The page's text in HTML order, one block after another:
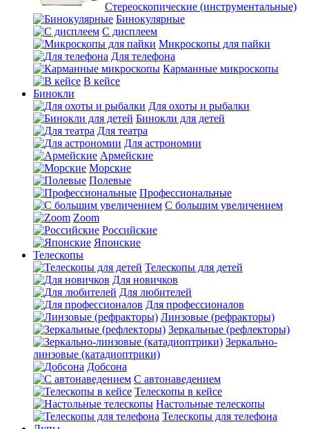
Стереоскопические (инструментальные)
Бинокулярные
С дисплеем
Микроскопы для пайки
Для телефона
Карманные микроскопы
В кейсе
Бинокли
Для охоты и рыбалки
Бинокли для детей
Для театра
Для астрономии
Армейские
Морские
Полевые
Профессиональные
С большим увеличением
Zoom
Российские
Японские
Телескопы
Телескопы для детей
Для новичков
Для любителей
Для профессионалов
Линзовые (рефракторы)
Зеркальные (рефлекторы)
Зеркально-
линзовые (катадиоптрики)
Добсона
С автонаведением
Телескопы в кейсе
Настольные телескопы
Телескопы для телефона